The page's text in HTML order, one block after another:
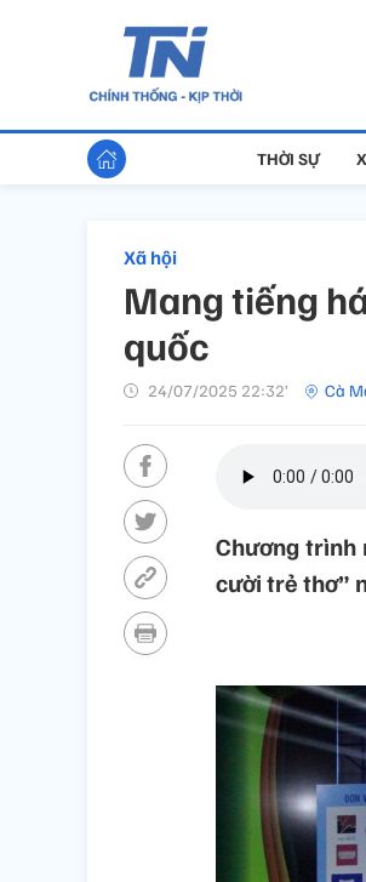
THỜI SỰ
Xã hội
Mang tiếng
quốc
24/07/2025 22:32’ Cà
Chương trình
cười trẻ thơ”